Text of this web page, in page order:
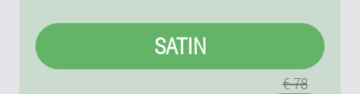
SATIN
€ 78